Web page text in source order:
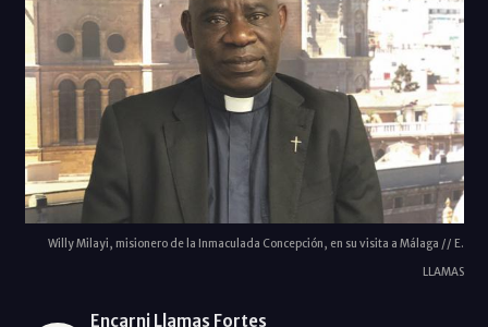
Willy Milayi, misionero de la Inmaculada Concepción, en su visita a Málaga // E.
LLAMAS
Encarni Llamas Fortes